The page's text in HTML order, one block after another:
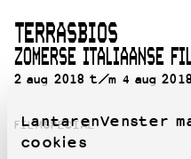
LantarenVenster
cookies
EDUCATIE
Schoolvoorstellingen
Filmprogramma’s Primair
Speciale
TERRASBIOS
ZOMERSE ITALIAANSE
2 aug 2018 t/m 4 aug 2018
FILMSPECIAL